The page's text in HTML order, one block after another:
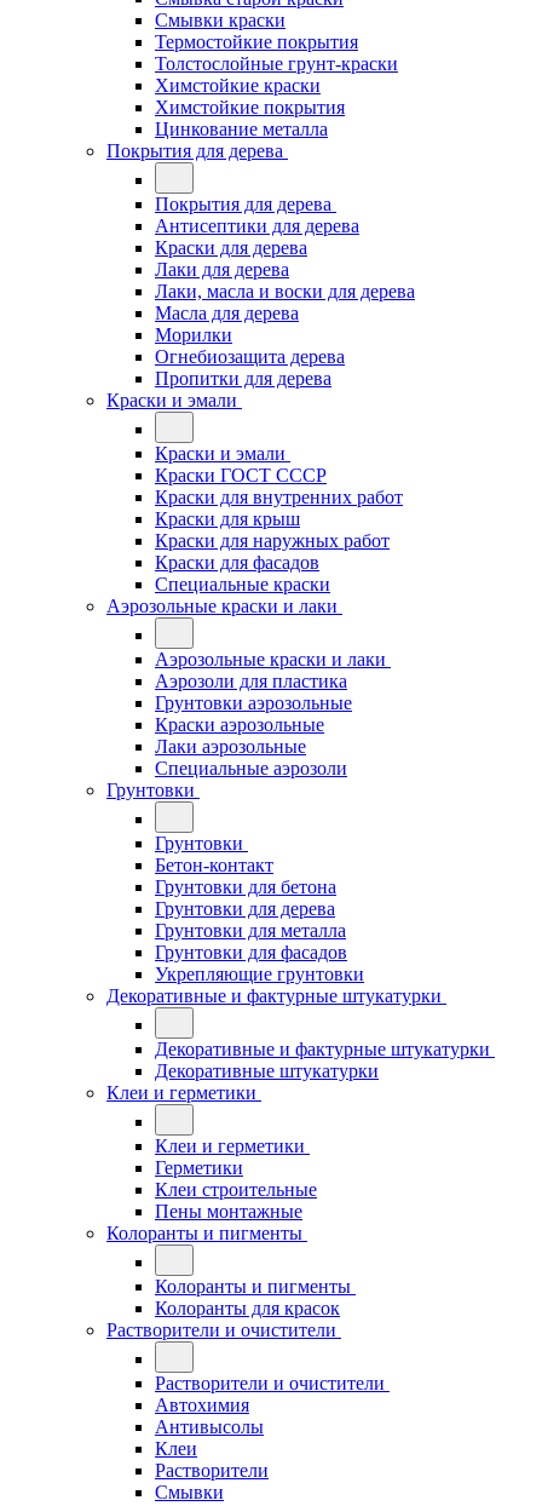
Смывки краски
Термостойкие покрытия
Толстослойные грунт-краски
Химстойкие краски
Химстойкие покрытия
Цинкование металла
Покрытия для дерева
Покрытия для дерева
Антисептики для дерева
Краски для дерева
Лаки для дерева
Лаки, масла и воски для дерева
Масла для дерева
Морилки
Огнебиозащита дерева
Пропитки для дерева
Краски и эмали
Краски и эмали
Краски ГОСТ СССР
Краски для внутренних работ
Краски для крыш
Краски для наружных работ
Краски для фасадов
Специальные краски
Аэрозольные краски и лаки
Аэрозольные краски и лаки
Аэрозоли для пластика
Грунтовки аэрозольные
Краски аэрозольные
Лаки аэрозольные
Специальные аэрозоли
Грунтовки
Грунтовки
Бетон-контакт
Грунтовки для бетона
Грунтовки для дерева
Грунтовки для металла
Грунтовки для фасадов
Укрепляющие грунтовки
Декоративные и фактурные штукатурки
Декоративные и фактурные штукатурки
Декоративные штукатурки
Клеи и герметики
Клеи и герметики
Герметики
Клеи строительные
Пены монтажные
Колоранты и пигменты
Колоранты и пигменты
Колоранты для красок
Растворители и очистители
Растворители и очистители
Автохимия
Антивысолы
Клеи
Растворители
Смывки